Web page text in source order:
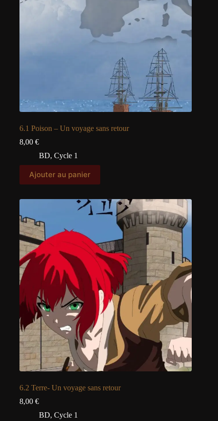
6.1 Poison – Un voyage sans retour
8,00 €
BD, Cycle 1
Ajouter au panier
6.2 Terre- Un voyage sans retour
8,00 €
BD, Cycle 1